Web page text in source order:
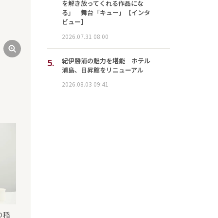
『Downstate』（提供：ポウジュ）
稲
を解き放ってくれる作品にな
る」 舞台「キュー」【インタ
ビュー】
2026.07.31 08:00
5.
紀伊勝浦の魅力を堪能 ホテル
浦島、日昇館をリニューアル
2026.08.03 09:41